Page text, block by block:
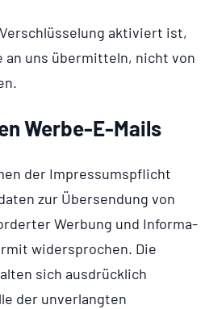
aktiviert ist,
an uns übermitteln, nicht von
Werbe-E-Mails
der Impres­sums­pflicht
zur Übersendung von
Werbung und Infor­ma­
widersprochen. Die
sich ausdrücklich
der unverlangten